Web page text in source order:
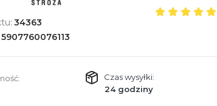
34363
5907760076113
Czas wysyłki:
24 godziny